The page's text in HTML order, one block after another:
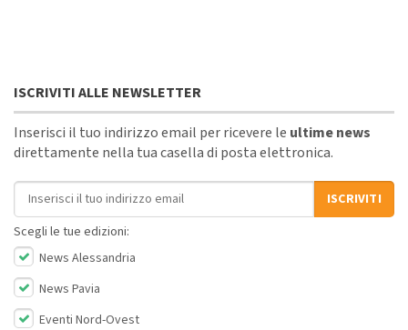
ISCRIVITI ALLE NEWSLETTER
Inserisci il tuo indirizzo email per ricevere le ultime news
direttamente nella tua casella di posta elettronica.
Indirizzo email
ISCRIVITI
Scegli le tue edizioni:
News Alessandria
News Pavia
Eventi Nord-Ovest